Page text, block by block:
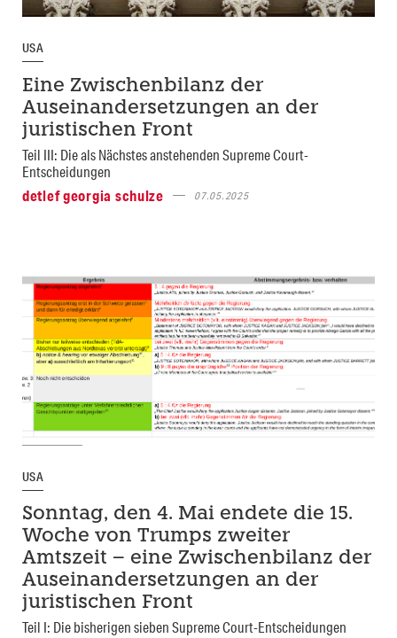
USA
Eine Zwischenbilanz der
Auseinandersetzungen an der
juristischen Front
Teil III: Die als Nächstes anstehenden Supreme Court-
Entscheidungen
detlef georgia schulze
07.05.2025
USA
Sonntag, den 4. Mai endete die 15.
Woche von Trumps zweiter
Amtszeit – eine Zwischenbilanz der
Auseinandersetzungen an der
juristischen Front
Teil I: Die bisherigen sieben Supreme Court-Entscheidungen